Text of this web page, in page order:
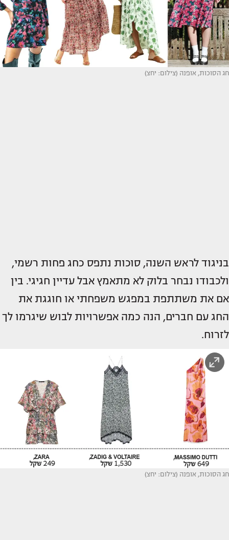
חג הסוכות, אופנה (צילום: יחצ)
בניגוד לראש השנה, סוכות נתפס כחג פחות רשמי,
ולכבודו נבחר בלוק לא מתאמץ אבל עדיין חגיגי. בין
אם את משתתפת במפגש משפחתי או חוגגת את
החג עם חברים, הנה כמה אפשרויות לבוש שיגרמו לך
לזרוח.
חג הסוכות, אופנה (צילום: יחצ)